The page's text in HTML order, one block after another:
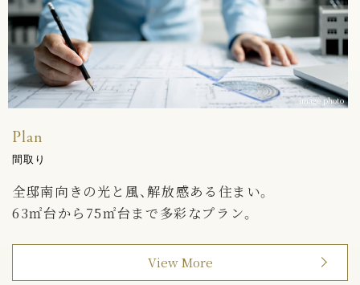
Plan
間取り
全邸南向きの光と風、解放感ある住まい。
63㎡台から75㎡台まで多彩なプラン。
View More
image photo